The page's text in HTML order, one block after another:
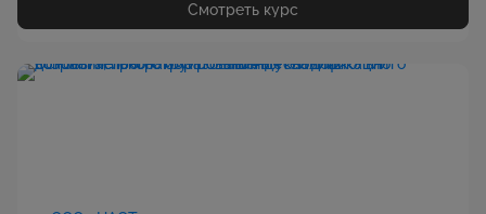
Смотреть курс